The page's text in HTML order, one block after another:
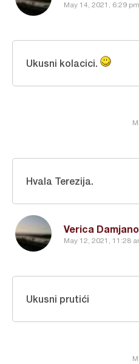
May 14, 2021, 6:29 pm
Ukusni kolacici.
Verica
May 12, 2021, 11:28
Hvala Terezija.
Ukusni prutići